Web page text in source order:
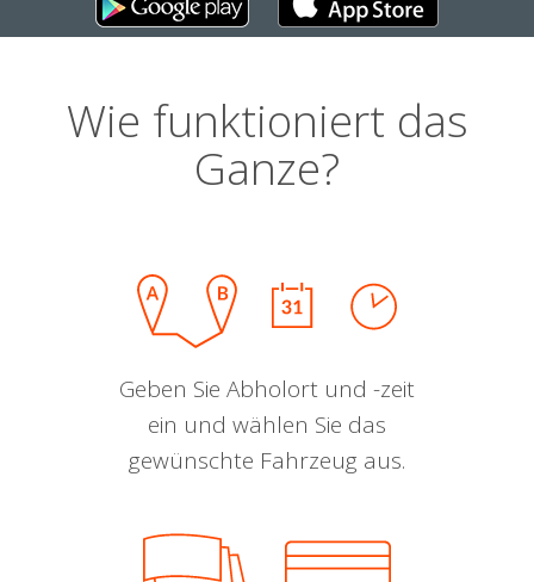
Wie funktioniert das
Ganze?
Geben Sie Abholort und -zeit
ein und wählen Sie das
gewünschte Fahrzeug aus.